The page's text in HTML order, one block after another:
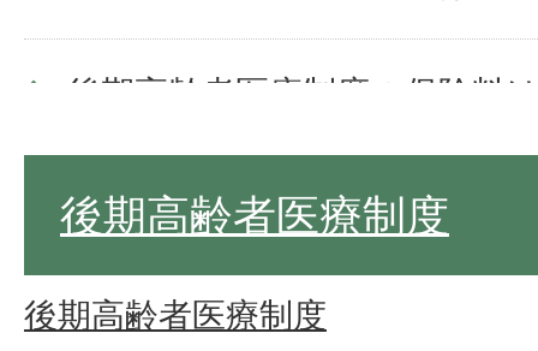
後期高齢者医療制度の保険料
ですか。
後期高齢者医療制度
後期高齢者医療制度